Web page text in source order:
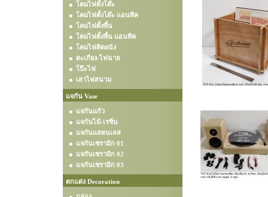
โคมไฟตั้งโต๊ะ
โคมไฟตั้งโต๊ะ แอนทีค
โคมไฟตั้งพื้น
โคมไฟตั้งพื้น แอนทีค
โคมไฟติดผนัง
ตะเกียง-ไฟฉาย
โป๊ะไฟ
เสาไฟสนาม
แจกัน Vase
แจกันแก้ว
แจกันไม้-เรซิ่น
แจกันแสตนเลส
แจกันเซรามิก 01
แจกันเซรามิก 02
แจกันเซรามิก 03
ตกแต่ง Decoration